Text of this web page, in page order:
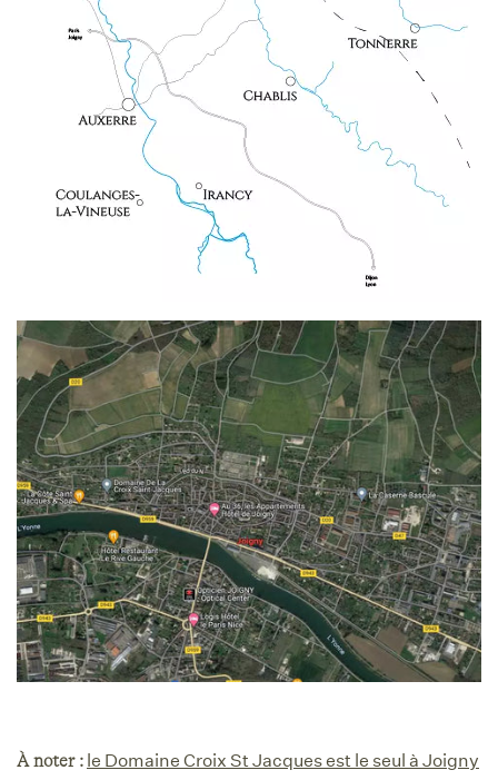
À noter : le Domaine Croix St Jacques est le seul à Joigny